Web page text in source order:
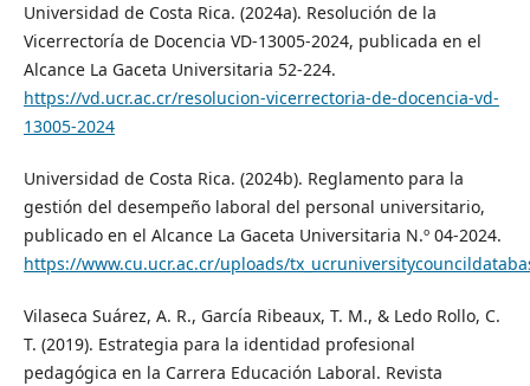
Universidad de Costa Rica. (2024a). Resolución de la
Vicerrectoría de Docencia VD-13005-2024, publicada en el
Alcance La Gaceta Universitaria 52-224.
https://vd.ucr.ac.cr/resolucion-vicerrectoria-de-docencia-vd-
13005-2024
Universidad de Costa Rica. (2024b). Reglamento para la
gestión del desempeño laboral del personal universitario,
publicado en el Alcance La Gaceta Universitaria N.º 04-2024.
https://www.cu.ucr.ac.cr/uploads/
Vilaseca Suárez, A. R., García Ribeaux, T. M., & Ledo Rollo, C.
T. (2019). Estrategia para la identidad profesional
pedagógica en la Carrera Educación Laboral. Revista